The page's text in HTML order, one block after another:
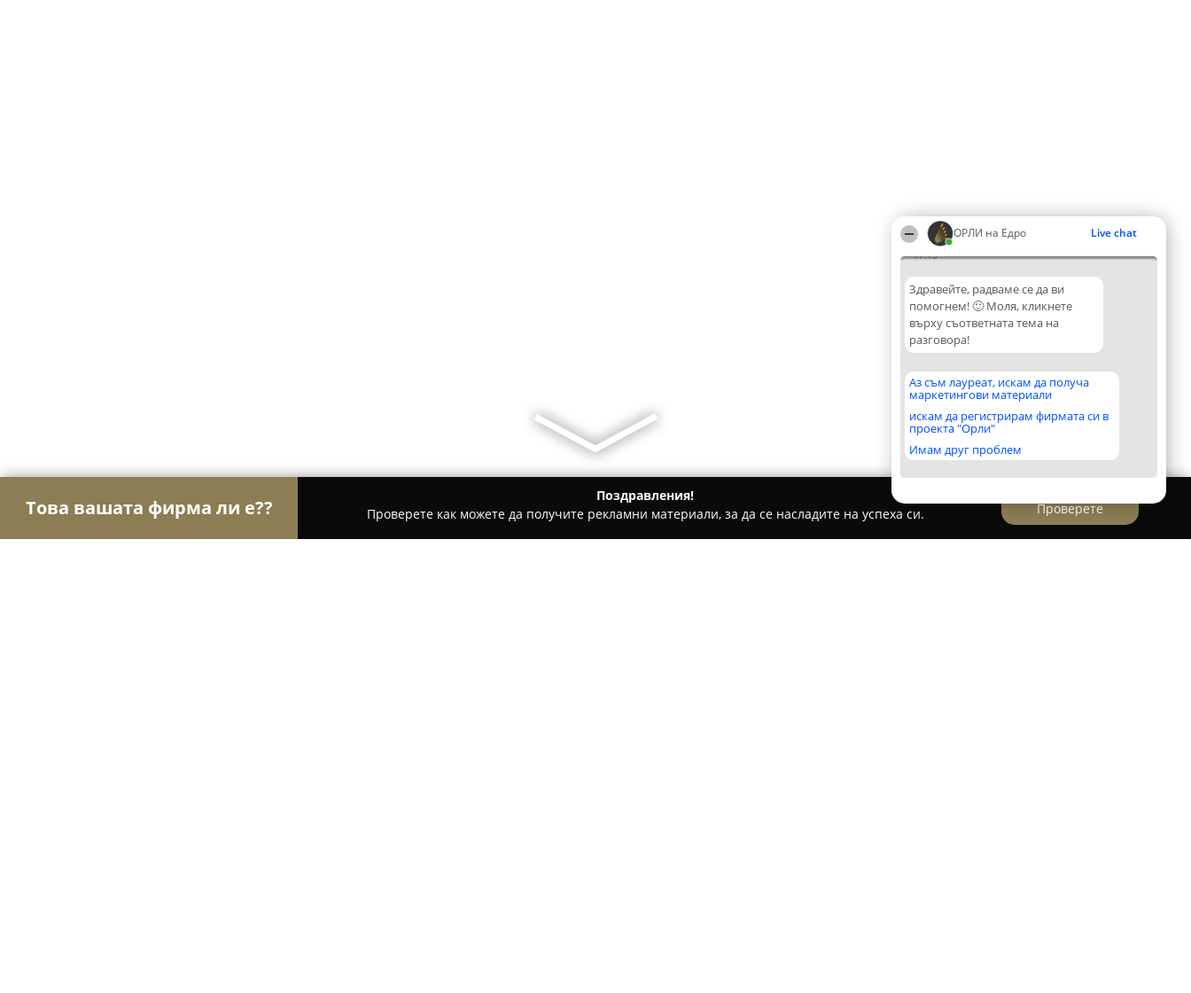
ОРЛИ на Едро Live chat
17:13
Здравейте, радваме се да ви
помогнем! 🙂 Моля, кликнете
върху съответната тема на
разговора!
Аз съм лауреат, искам да получа
маркетингови материали
искам да регистрирам фирмата си в
проекта "Орли"
Имам друг проблем
Това вашата фирма ли е??
Поздравления!
Проверете как можете да получите рекламни материали, за да се насладите на успеха си.
Проверете